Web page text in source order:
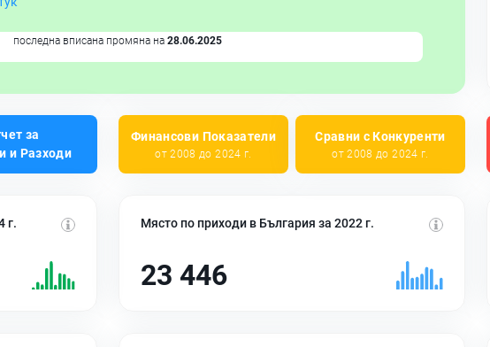
последна вписана промяна на 28.06.2025
за
и Разходи
Финансови Показатели
от 2008 до 2024 г.
Сравни с Конкуренти
от 2008 до 2024 г.
г. Място по приходи в България за 2022 г.
23 446